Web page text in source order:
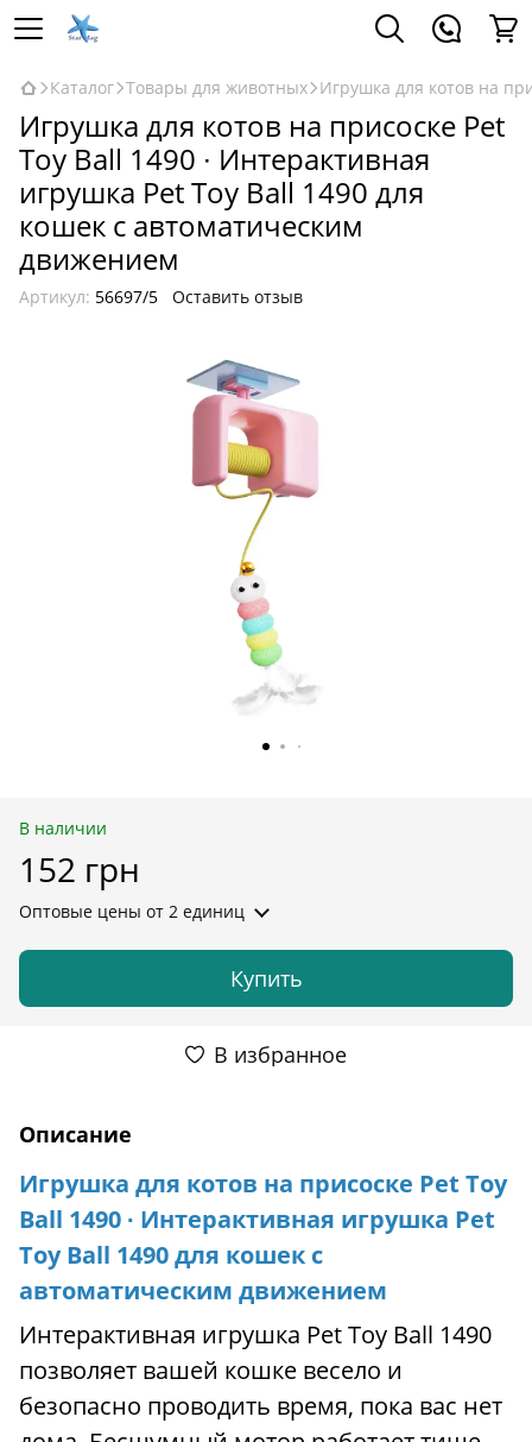
Каталог Товары для животных Игрушка для котов на
Игрушка для котов на присоске Pet
Toy Ball 1490 ∙ Интерактивная
игрушка Pet Toy Ball 1490 для
кошек с автоматическим
движением
Артикул: 56697/5 Оставить отзыв
В наличии
152 грн
Оптовые цены от 2 единиц
Купить
В избранное
Описание
Игрушка для котов на присоске Pet Toy
Ball 1490 ∙ Интерактивная игрушка Pet
Toy Ball 1490 для кошек с
автоматическим движением
Интерактивная игрушка Pet Toy Ball 1490
позволяет вашей кошке весело и
безопасно проводить время, пока вас нет